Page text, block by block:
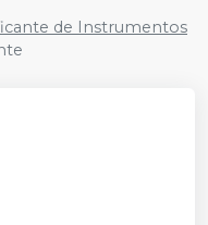
de Instrumentos